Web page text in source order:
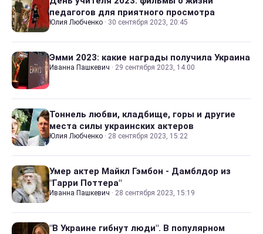
педагогов для приятного просмотра
Юлия Любченко · 30 сентября 2023, 20:45
Эмми 2023: какие награды получила Украина
Иванна Пашкевич · 29 сентября 2023, 14:00
Тоннель любви, кладбище, горы и другие
места силы украинских актеров
Юлия Любченко · 28 сентября 2023, 15:22
Умер актер Майкл Гэмбон - Дамблдор из
"Гарри Поттера"
Иванна Пашкевич · 28 сентября 2023, 15:19
"В Украине гибнут люди". В популярном